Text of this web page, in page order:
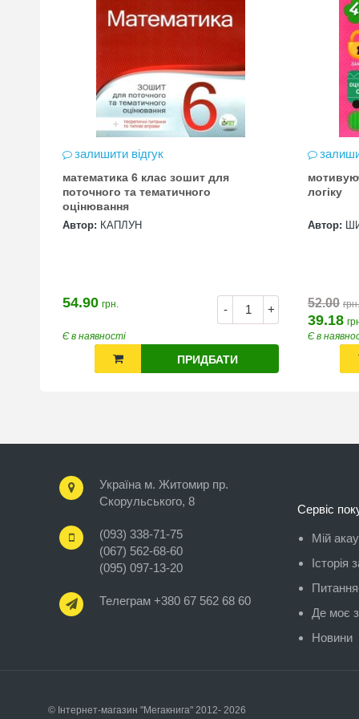
залишити відгук
математика 6 клас зошит для
поточного та тематичного
оцінювання
Автор: КАПЛУН
- +
54.90 грн.
Є в наявності
ПРИДБАТИ
логіку
Автор:
52.00 грн.
39.18
Є в
Україна м. Житомир пр.
Скорульського, 8
(093) 338-71-75
(067) 562-68-60
(095) 097-13-20
Телеграм +380 67 562 68 60
Сервіс
Мій
Історія
Де моє
Новини
© Інтернет-магазин "Мегакнига" 2012- 2026